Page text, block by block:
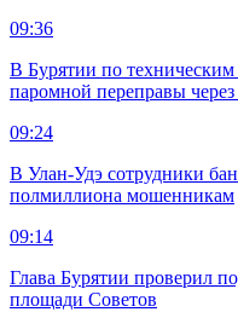
09:36
В Бурятии по
паромной переправы
09:24
В Улан-Удэ сотрудники
полмиллиона мошенникам
09:14
Глава Бурятии проверил
площади Советов